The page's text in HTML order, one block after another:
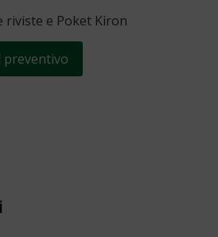
riviste e Poket Kiron
preventivo